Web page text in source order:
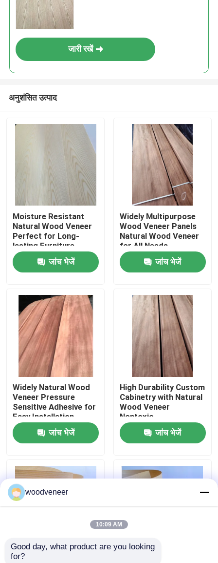
उत्पादों
हमारे बारे में
कारखाना भ्रमण
गुणवत्ता नियंत्रण
संपर्क करें
एक उद्धरण का अनुरोध करें
प्राकृतिक लकड़ी लिबास
लकड़ी का फर्श लिबास
जारी रखें
अनुशंसित उत्पाद
Moisture Resistant
Natural Wood Veneer
Perfect for Long-
lasting Furniture
जांच भेजें
Widely Multipurpose
Wood Veneer Panels
Natural Wood Veneer
for All Needs
जांच भेजें
Widely Natural Wood
Veneer Pressure
Sensitive Adhesive for
Easy Installation
जांच भेजें
High Durability Custom
Cabinetry with Natural
Wood Veneer
Nontoxic
जांच भेजें
Moisture Resistant
woodveneer
10:09 AM
Good day, what product are you looking
for?